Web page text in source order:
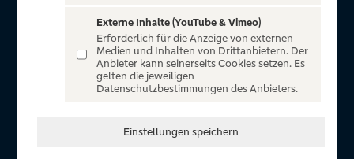
für alle Kunden der Volksbanken Raiffeisenbanken. Auf
unserem einzigartigen Portal finden Sie Tickets für
atemberaubende Konzerte, Musicals und Shows, die
Fußball-Bundesliga sowie die Champions League und die
In Zusammenarbeit mit
Externe Inhalte (YouTube & Vimeo)
Erforderlich für die Anzeige von externen
Medien und Inhalten von Drittanbietern. Der
Anbieter kann seinerseits Cookies setzen. Es
gelten die jeweiligen
Datenschutzbestimmungen des Anbieters.
Einstellungen speichern